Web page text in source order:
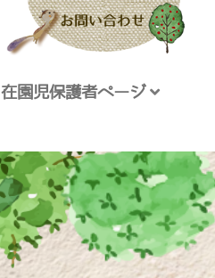
在園児保護者ページ